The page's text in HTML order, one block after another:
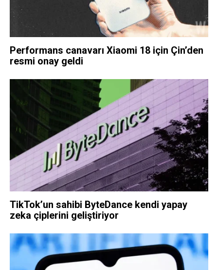
Performans canavarı Xiaomi 18 için Çin’den
resmi onay geldi
TikTok’un sahibi ByteDance kendi yapay
zeka çiplerini geliştiriyor